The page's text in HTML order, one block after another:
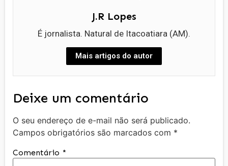
J.R Lopes
É jornalista. Natural de Itacoatiara (AM).
Mais artigos do autor
Deixe um comentário
O seu endereço de e-mail não será publicado.
Campos obrigatórios são marcados com *
Comentário *